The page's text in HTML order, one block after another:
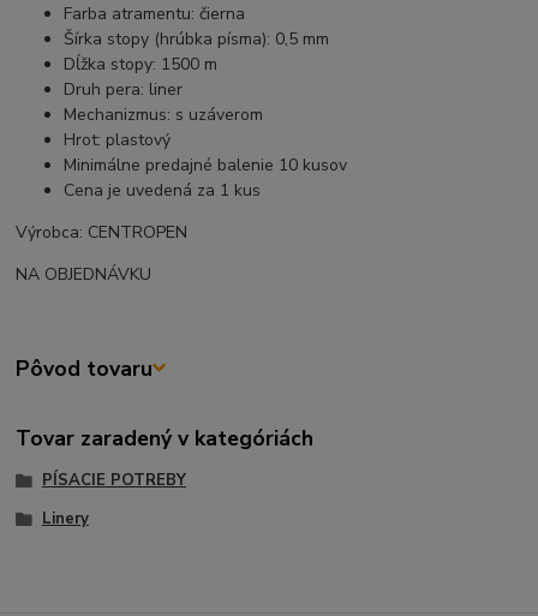
Farba atramentu: čierna
Šírka stopy (hrúbka písma): 0,5 mm
Dĺžka stopy: 1500 m
Druh pera: liner
Mechanizmus: s uzáverom
Hrot: plastový
Minimálne predajné balenie 10 kusov
Cena je uvedená za 1 kus
Výrobca: CENTROPEN
NA OBJEDNÁVKU
Pôvod tovaru
Tovar zaradený v kategóriách
PÍSACIE POTREBY
Linery